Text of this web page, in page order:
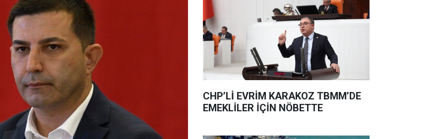
CHP’Lİ EVRİM KARAKOZ TBMM’DE
EMEKLİLER İÇİN NÖBETTE